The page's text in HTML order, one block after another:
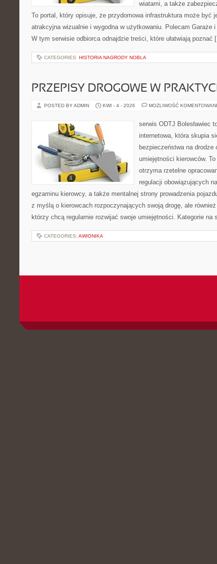
wiatami, a także
To portal, który opisuje, że przydomowa infrastruktura może być
atrakcyjna wizualnie i wygodna w użytkowaniu. Polecam Garaże
W tym serwisie odbiorca odnajdzie treści, które ułatwiają
CATEGORIES: HISTORIA NAGRODY NOBLA
PRZEPISY DROGOWE W
POSTED BY ADMIN KWI - 4 - 2026 MOŻLIWOŚĆ
serwis ODTJ Bolesławiec
internetowa, która skupia
bezpieczeństwa na drodze
umiejętności kierowców.
otrzyma rzetelne
regulacji obowiązujących
egzaminu kierowcy, a także mentalnej strony prowadzenia
z myślą o kierowcach rozpoczynających swoją drogę, ale
którzy chcą regularnie rozwijać swoje umiejętności. Kategorie
CATEGORIES: AWIONIKA